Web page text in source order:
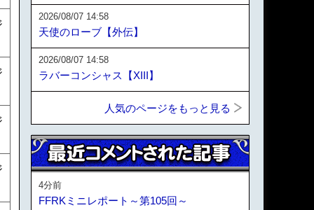
2026/08/07 14:58
天使のローブ【外伝】
2026/08/07 14:58
ラバーコンシャス【XIII】
人気のページをもっと見る
4分前
FFRKミニレポート～第105回～